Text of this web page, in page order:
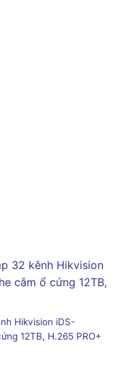
Hikvision iDS-
12TB, H.265 PRO+